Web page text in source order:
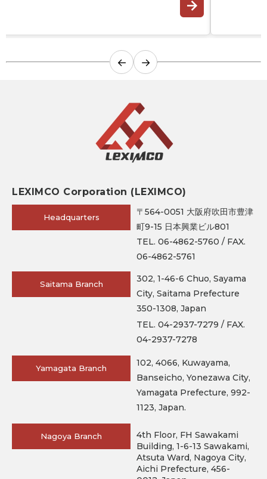
← →
LEXIMCO Corporation (LEXIMCO)
Headquarters
〒564-0051 大阪府吹田市豊津
町9-15 日本興業ビル801
TEL. 06-4862-5760 / FAX.
06-4862-5761
Saitama Branch
302, 1-46-6 Chuo, Sayama
City, Saitama Prefecture
350-1308, Japan
TEL. 04-2937-7279 / FAX.
04-2937-7278
Yamagata Branch
102, 4066, Kuwayama,
Banseicho, Yonezawa City,
Yamagata Prefecture, 992-
1123, Japan.
Nagoya Branch
4th Floor, FH Sawakami
Building, 1-6-13 Sawakami,
Atsuta Ward, Nagoya City,
Aichi Prefecture, 456-